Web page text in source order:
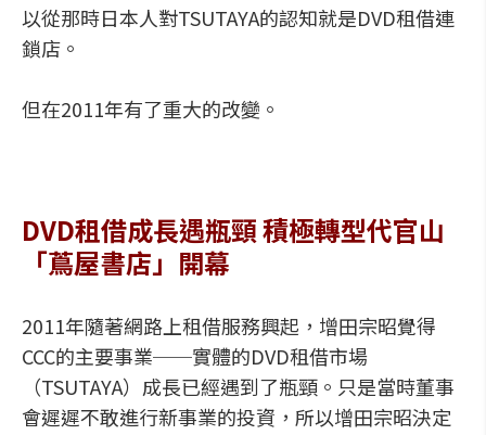
以從那時日本人對TSUTAYA的認知就是DVD租借連
鎖店。
但在2011年有了重大的改變。
DVD租借成長遇瓶頸 積極轉型代官山
「蔦屋書店」開幕
2011年隨著網路上租借服務興起，增田宗昭覺得
CCC的主要事業──實體的DVD租借市場
（TSUTAYA）成長已經遇到了瓶頸。只是當時董事
會遲遲不敢進行新事業的投資，所以增田宗昭決定